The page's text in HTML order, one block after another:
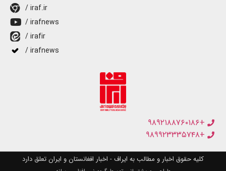
/ iraf.ir
/ irafnews
/ irafir
/ irafnews
+۹۸۹۲۱۸۸۷۶۰۱۸۶
+۹۸۹۹۲۳۳۳۵۷۴۸
کلیه حقوق اخبار و مطالب به ایراف - اخبار افغانستان و ایران تعلق دارد